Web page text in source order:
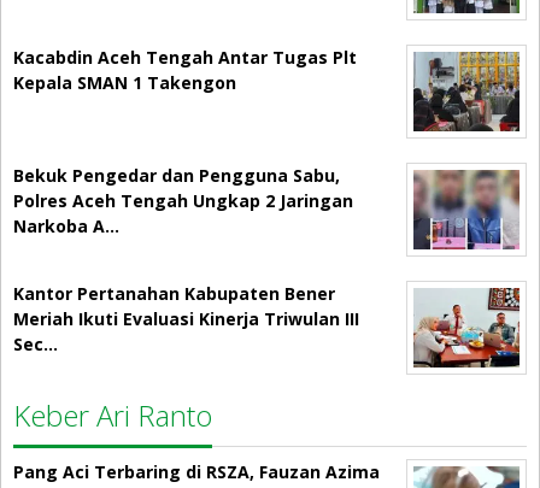
Kacabdin Aceh Tengah Antar Tugas Plt
Kepala SMAN 1 Takengon
Bekuk Pengedar dan Pengguna Sabu,
Polres Aceh Tengah Ungkap 2 Jaringan
Narkoba A…
Kantor Pertanahan Kabupaten Bener
Meriah Ikuti Evaluasi Kinerja Triwulan III
Sec…
Keber Ari Ranto
Pang Aci Terbaring di RSZA, Fauzan Azima